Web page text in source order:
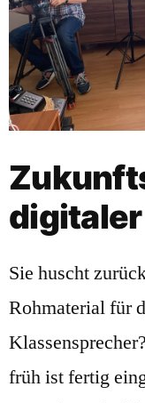
Sie huscht
Rohmaterial für
früh ist fertig